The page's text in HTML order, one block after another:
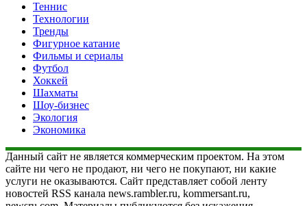
Теннис
Технологии
Тренды
Фигурное катание
Фильмы и сериалы
Футбол
Хоккей
Шахматы
Шоу-бизнес
Экология
Экономика
Данный сайт не является коммерческим проектом. На этом
сайте ни чего не продают, ни чего не покупают, ни какие
услуги не оказываются. Сайт представляет собой ленту
новостей RSS канала news.rambler.ru, kommersant.ru,